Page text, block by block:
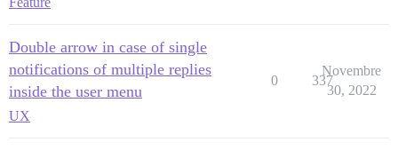
Double arrow in case of single
notifications of multiple replies
inside the user menu
UX
0 337
Novembre
30, 2022